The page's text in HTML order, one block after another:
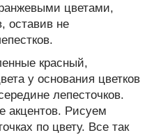
цветами,
оставив не
красный,
у основания цветков
лепесточков.
акцентов. Рисуем
по цвету. Все так